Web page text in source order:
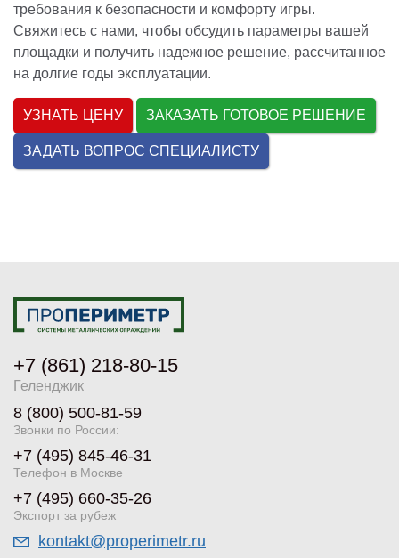
требования к безопасности и комфорту игры.
Свяжитесь с нами, чтобы обсудить параметры вашей
площадки и получить надежное решение, рассчитанное
на долгие годы эксплуатации.
УЗНАТЬ ЦЕНУ ЗАКАЗАТЬ ГОТОВОЕ РЕШЕНИЕ
ЗАДАТЬ ВОПРОС СПЕЦИАЛИСТУ
+7 (861) 218-80-15
Геленджик
8 (800) 500-81-59
Звонки по России:
+7 (495) 845-46-31
Телефон в Москве
+7 (495) 660-35-26
Экспорт за рубеж
kontakt@properimetr.ru